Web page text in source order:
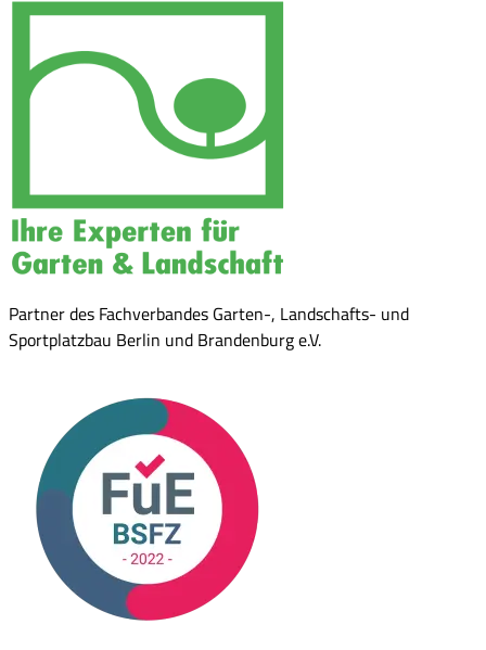
Partner des Fachverbandes Garten-, Landschafts- und
Sportplatzbau Berlin und Brandenburg e.V.